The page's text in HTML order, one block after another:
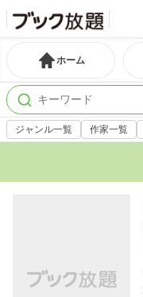
ホーム
ジャンル一覧 作家一覧